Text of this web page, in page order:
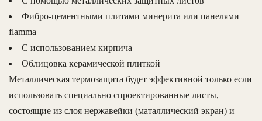
Фибро-цементными плитами минерита или панелями
flamma
С использованием кирпича
Облицовка керамической плиткой
Металлическая термозащита будет эффективной только если
использовать специально спроектированные листы,
состоящие из слоя нержавейки (маталлический экран) и